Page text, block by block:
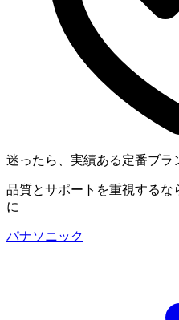
迷ったら、実績ある定番ブラ
品質とサポートを重視する
に
パナソニック